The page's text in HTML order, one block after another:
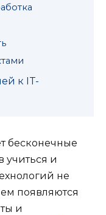
к IT-
бесконечные
учиться и
не
появляются
и